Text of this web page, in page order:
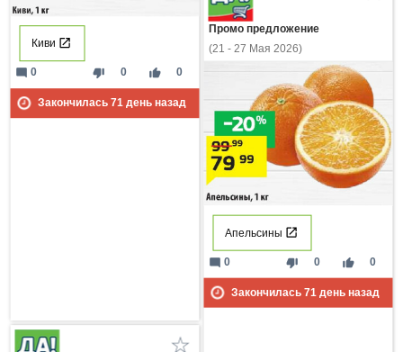
Киви
thumb_down 0 thumb_up 0
mode_comment 0
Закончилась 71день назад
Промо предложение
(21 - 27 Мая 2026)
Апельсины
thumb_down 0 thumb_up 0
mode_comment 0
Закончилась 71день назад